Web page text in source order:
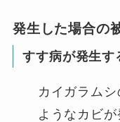
発生した場合の
すす病が発生す
カイガラム
ようなカビ